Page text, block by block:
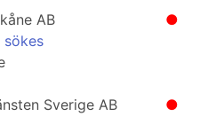
●
AB
●
Sverige AB